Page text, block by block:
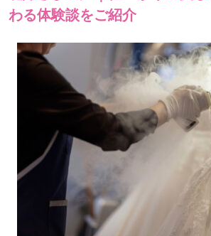
わる体験談をご紹介